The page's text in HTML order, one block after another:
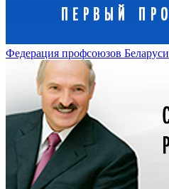
Федерация профсоюзов Беларуси